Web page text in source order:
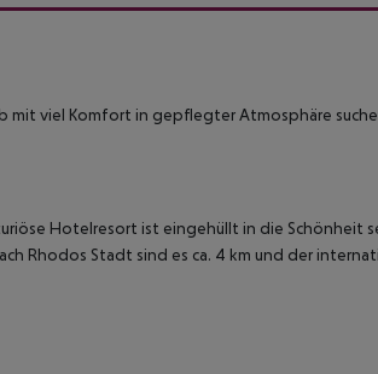
mit viel Komfort in gepflegter Atmosphäre
Hotelresort ist eingehüllt in die Schönheit
Rhodos Stadt sind es ca. 4 km und der